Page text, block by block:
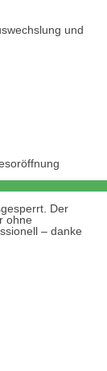
und
Der
ohne
– danke